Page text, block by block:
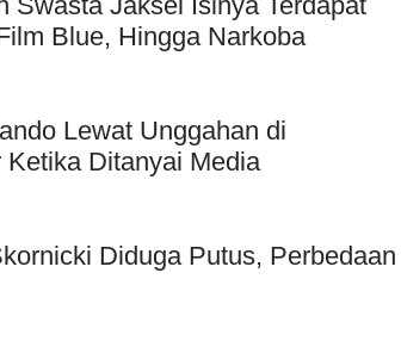
Blue, Hingga Narkoba
Lewat Unggahan di
Ketika Ditanyai Media
Diduga Putus, Perbedaan